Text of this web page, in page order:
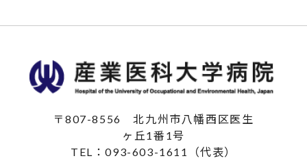
〒807-8556 北九州市八幡西区医生
ヶ丘1番1号
TEL：093-603-1611（代表）